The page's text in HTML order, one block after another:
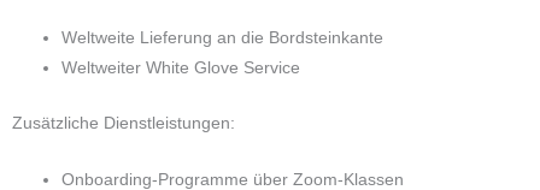
Weltweite Lieferung an die Bordsteinkante
Weltweiter White Glove Service
Zusätzliche Dienstleistungen:
Onboarding-Programme über Zoom-Klassen